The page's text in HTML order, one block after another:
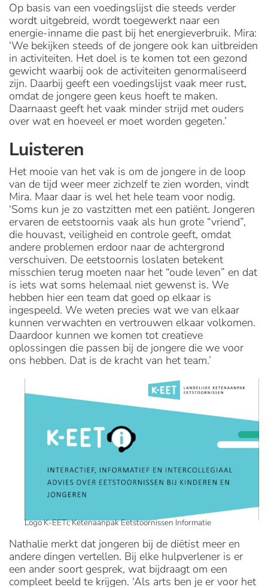
Op basis van een voedingslijst die steeds verder
wordt uitgebreid, wordt toegewerkt naar een
energie-inname die past bij het energieverbruik. Mira:
‘We bekijken steeds of de jongere ook kan uitbreiden
in activiteiten. Het doel is te komen tot een gezond
gewicht waarbij ook de activiteiten genormaliseerd
zijn. Daarbij geeft een voedingslijst vaak meer rust,
omdat de jongere geen keus hoeft te maken.
Daarnaast geeft het vaak minder strijd met ouders
over wat en hoeveel er moet worden gegeten.’
Luisteren
Het mooie van het vak is om de jongere in de loop
van de tijd weer meer zichzelf te zien worden, vindt
Mira. Maar daar is wel het hele team voor nodig.
‘Soms kun je zo vastzitten met een patiënt. Jongeren
ervaren de eetstoornis vaak als hun grote “vriend”,
die houvast, veiligheid en controle geeft, omdat
andere problemen erdoor naar de achtergrond
verschuiven. De eetstoornis loslaten betekent
misschien terug moeten naar het “oude leven” en dat
is iets wat soms helemaal niet gewenst is. We
hebben hier een team dat goed op elkaar is
ingespeeld. We weten precies wat we van elkaar
kunnen verwachten en vertrouwen elkaar volkomen.
Daardoor kunnen we komen tot creatieve
oplossingen die passen bij de jongere die we voor
ons hebben. Dat is de kracht van het team.’
Logo K-EETi; Ketenaanpak Eetstoornissen Informatie
Nathalie merkt dat jongeren bij de diëtist meer en
andere dingen vertellen. Bij elke hulpverlener is er
een ander soort gesprek, wat bijdraagt om een
compleet beeld te krijgen. ‘Als arts ben je er voor het